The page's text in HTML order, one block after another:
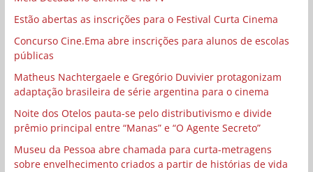
Estão abertas as inscrições para o Festival Curta Cinema
Concurso Cine.Ema abre inscrições para alunos de escolas
públicas
Matheus Nachtergaele e Gregório Duvivier protagonizam
adaptação brasileira de série argentina para o cinema
Noite dos Otelos pauta-se pelo distributivismo e divide
prêmio principal entre “Manas” e “O Agente Secreto”
Museu da Pessoa abre chamada para curta-metragens
sobre envelhecimento criados a partir de histórias de vida